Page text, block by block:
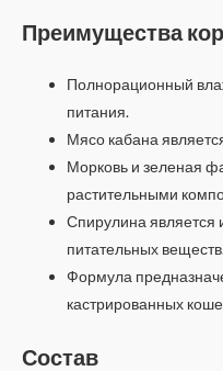
Преимущества
Полнорационный
питания.
Мясо кабана
Морковь и зеленая
растительными
Спирулина является
питательных веществ.
Формула
кастрированных
Состав